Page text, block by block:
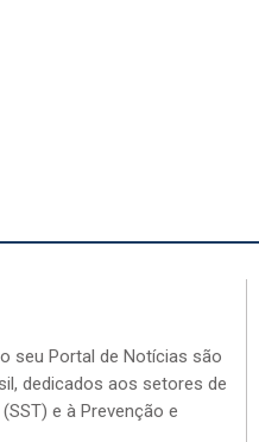
seu Portal de Notícias são
dedicados aos setores de
e à Prevenção e